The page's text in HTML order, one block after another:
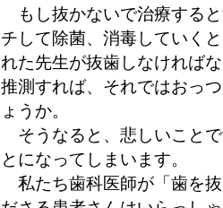
もし抜かないで治療する
チして除菌、消毒していく
れた先生が抜歯しなければ
推測すれば、それではおっ
ょうか。
そうなると、悲しいこと
とになってしまいます。
私たち歯科医師が「歯を